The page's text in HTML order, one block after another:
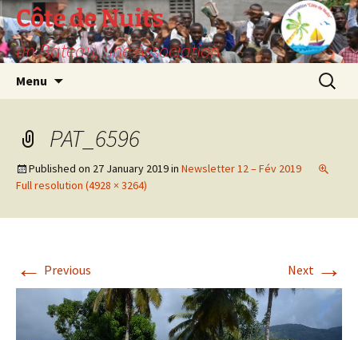
Skip
to
content
Côte de Nuits
un Bateau, une Association
Menu
Search
for:
PAT_6596
Published on 27 January 2019in Newsletter 12 – Fév 2019
Full resolution (4928 × 3264)
← Previous Next →